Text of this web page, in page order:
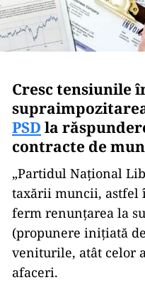
Cresc tensiunile
PSD la
contracte de
„Partidul Național
taxării muncii, astfel
ferm renunțarea la
(propunere inițiată
veniturile, atât celor
afaceri.